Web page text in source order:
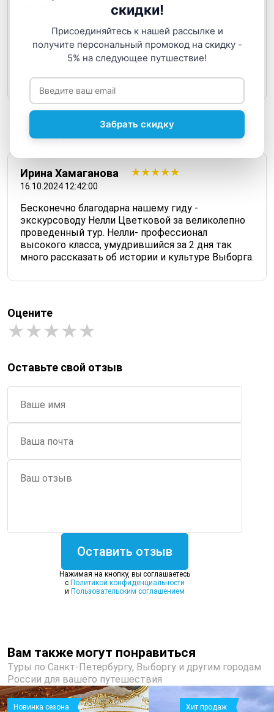
Тип:
Гастрономические
Активные
Сборные
Молодежные
Для пенсионеров
С проживанием
Фирменные
Необычные
Праздничные
Отзывы
Ирина Хамаганова 5 из 5
16.10.2024 12:42:00
Бесконечно благодарна нашему гиду -
экскурсоводу Нелли Цветковой за великолепно
проведенный тур. Нелли- профессионал
высокого класса, умудрившийся за 2 дня так
много рассказать об истории и культуре Выборга.
Оставьте свой отзыв
Оставить отзыв
Нажимая на кнопку, вы соглашаетесь
c Политикой конфиденциальности
и Пользовательским соглашением
Оцените
Вам также могут понравиться
Туры по Санкт-Петербургу, Выборгу и другим городам
России для вашего путешествия
Новинка сезона Хит продаж
скидки!
Присоединяйтесь к нашей рассылке и
получите персональный промокод на скидку -
5% на следующее путшествие!
Забрать скидку